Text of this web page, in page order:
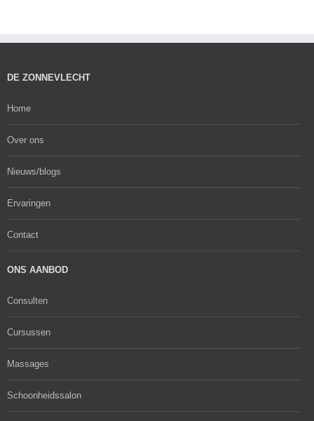
DE ZONNEVLECHT
Home
Over ons
Nieuws/blogs
Ervaringen
Contact
ONS AANBOD
Consulten
Cursussen
Massages
Schoonheidssalon